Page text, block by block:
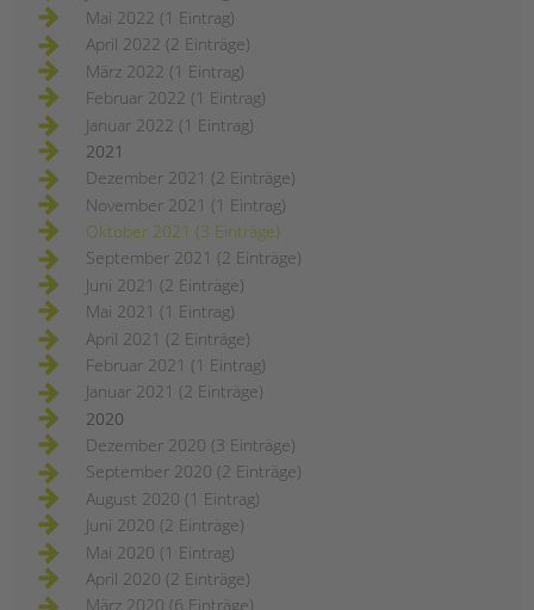
Mai 2022 (1 Eintrag)
April 2022 (2 Einträge)
März 2022 (1 Eintrag)
Februar 2022 (1 Eintrag)
Januar 2022 (1 Eintrag)
2021
Dezember 2021 (2 Einträge)
November 2021 (1 Eintrag)
Oktober 2021 (3 Einträge)
September 2021 (2 Einträge)
Juni 2021 (2 Einträge)
Mai 2021 (1 Eintrag)
April 2021 (2 Einträge)
Februar 2021 (1 Eintrag)
Januar 2021 (2 Einträge)
2020
Dezember 2020 (3 Einträge)
September 2020 (2 Einträge)
August 2020 (1 Eintrag)
Juni 2020 (2 Einträge)
Mai 2020 (1 Eintrag)
April 2020 (2 Einträge)
März 2020 (6 Einträge)